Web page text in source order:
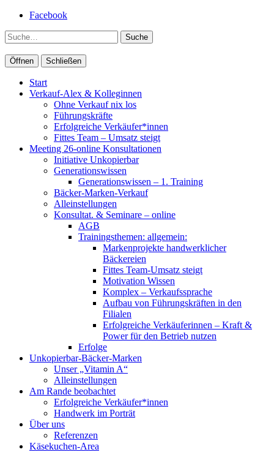
Facebook
Suche
Öffnen Schließen
Start
Verkauf-Alex & Kolleginnen
Ohne Verkauf nix los
Führungskräfte
Erfolgreiche Verkäufer*innen
Fittes Team – Umsatz steigt
Meeting 26-online Konsultationen
Initiative Unkopierbar
Generationswissen
Generationswissen – 1. Training
Bäcker-Marken-Verkauf
Alleinstellungen
Konsultat. & Seminare – online
AGB
Trainingsthemen: allgemein:
Markenprojekte handwerklicher
Bäckereien
Fittes Team-Umsatz steigt
Motivation Wissen
Komplex – Verkaufssprache
Aufbau von Führungskräften in den
Filialen
Erfolgreiche Verkäuferinnen – Kraft &
Power für den Betrieb nutzen
Erfolge
Unkopierbar-Bäcker-Marken
Unser „Vitamin A“
Alleinstellungen
Am Rande beobachtet
Erfolgreiche Verkäufer*innen
Handwerk im Porträt
Über uns
Referenzen
Käsekuchen-Area